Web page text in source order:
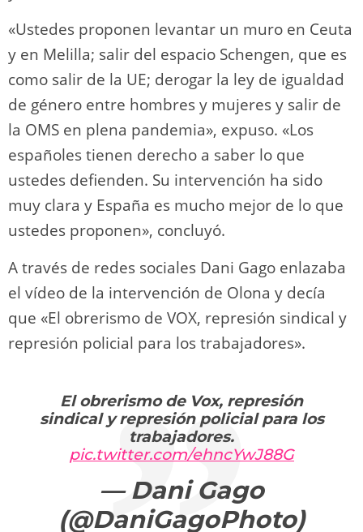
«Ustedes proponen levantar un muro en Ceuta
y en Melilla; salir del espacio Schengen, que es
como salir de la UE; derogar la ley de igualdad
de género entre hombres y mujeres y salir de
la OMS en plena pandemia», expuso. «Los
españoles tienen derecho a saber lo que
ustedes defienden. Su intervención ha sido
muy clara y España es mucho mejor de lo que
ustedes proponen», concluyó.
A través de redes sociales Dani Gago enlazaba
el vídeo de la intervención de Olona y decía
que «El obrerismo de VOX, represión sindical y
represión policial para los trabajadores».
El obrerismo de Vox, represión
sindical y represión policial para los
trabajadores.
pic.twitter.com/ehncYwJ88G
— Dani Gago
(@DaniGagoPhoto)